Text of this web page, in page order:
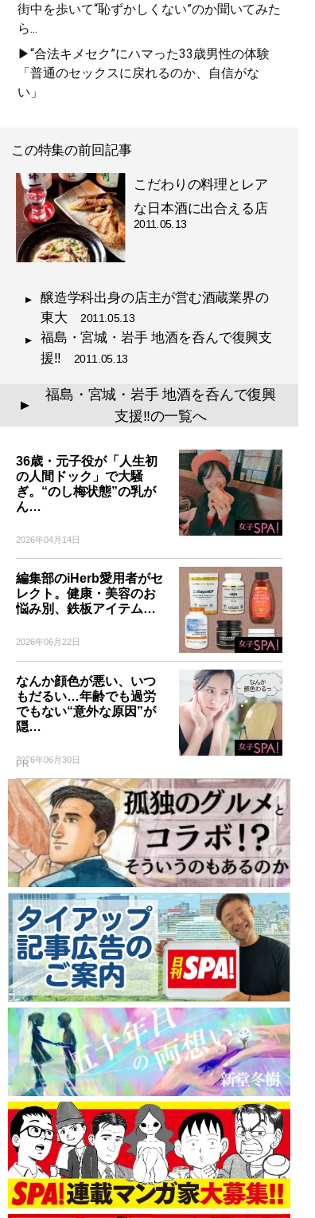
街中を歩いて“恥ずかしくない”のか聞いてみた
ら...
▶“合法キメセク”にハマった33歳男性の体験
「普通のセックスに戻れるのか、自信がな
い」
この特集の前回記事
こだわりの料理とレア
な日本酒に出合える店
2011.05.13
醸造学科出身の店主が営む酒蔵業界の
東大 2011.05.13
福島・宮城・岩手 地酒を呑んで復興支
援!! 2011.05.13
▲
福島・宮城・岩手 地酒を呑んで復興
支援!!の一覧へ
36歳・元子役が「人生初
の人間ドック」で大騒
ぎ。“のし梅状態”の乳が
ん…
2026年04月14日
編集部のiHerb愛用者がセ
レクト。健康・美容のお
悩み別、鉄板アイテム…
2026年06月22日
なんか顔色が悪い、いつ
もだるい…年齢でも過労
でもない“意外な原因”が
隠…
2026年06月30日
PR